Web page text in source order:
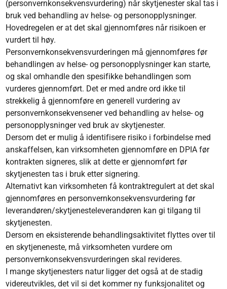
(personvernkonsekvensvurdering) når skytjenester skal tas i
bruk ved behandling av helse- og personopplysninger.
Hovedregelen er at det skal gjennomføres når risikoen er
vurdert til høy.
Personvernkonsekvensvurderingen må gjennomføres før
behandlingen av helse- og personopplysninger kan starte,
og skal omhandle den spesifikke behandlingen som
vurderes gjennomført. Det er med andre ord ikke til
strekkelig å gjennomføre en generell vurdering av
personvernkonsekvensener ved behandling av helse- og
personopplysninger ved bruk av skytjenester.
Dersom det er mulig å identifisere risiko i forbindelse med
anskaffelsen, kan virksomheten gjennomføre en DPIA før
kontrakten signeres, slik at dette er gjennomført før
skytjenesten tas i bruk etter signering.
Alternativt kan virksomheten få kontraktregulert at det skal
gjennomføres en personvernkonsekvensvurdering før
leverandøren/skytjenesteleverandøren kan gi tilgang til
skytjenesten.
Dersom en eksisterende behandlingsaktivitet flyttes over til
en skytjeneneste, må virksomheten vurdere om
personvernkonsekvensvurderingen skal revideres.
I mange skytjenesters natur ligger det også at de stadig
videreutvikles, det vil si det kommer ny funksjonalitet og